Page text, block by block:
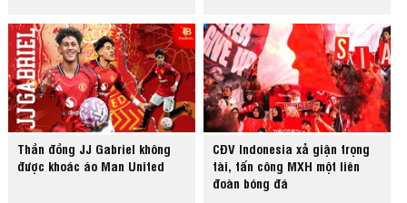
Thần đồng JJ Gabriel không
được khoác áo Man United
CĐV Indonesia xả giận trọng
tài, tấn công MXH một liên
đoàn bóng đá